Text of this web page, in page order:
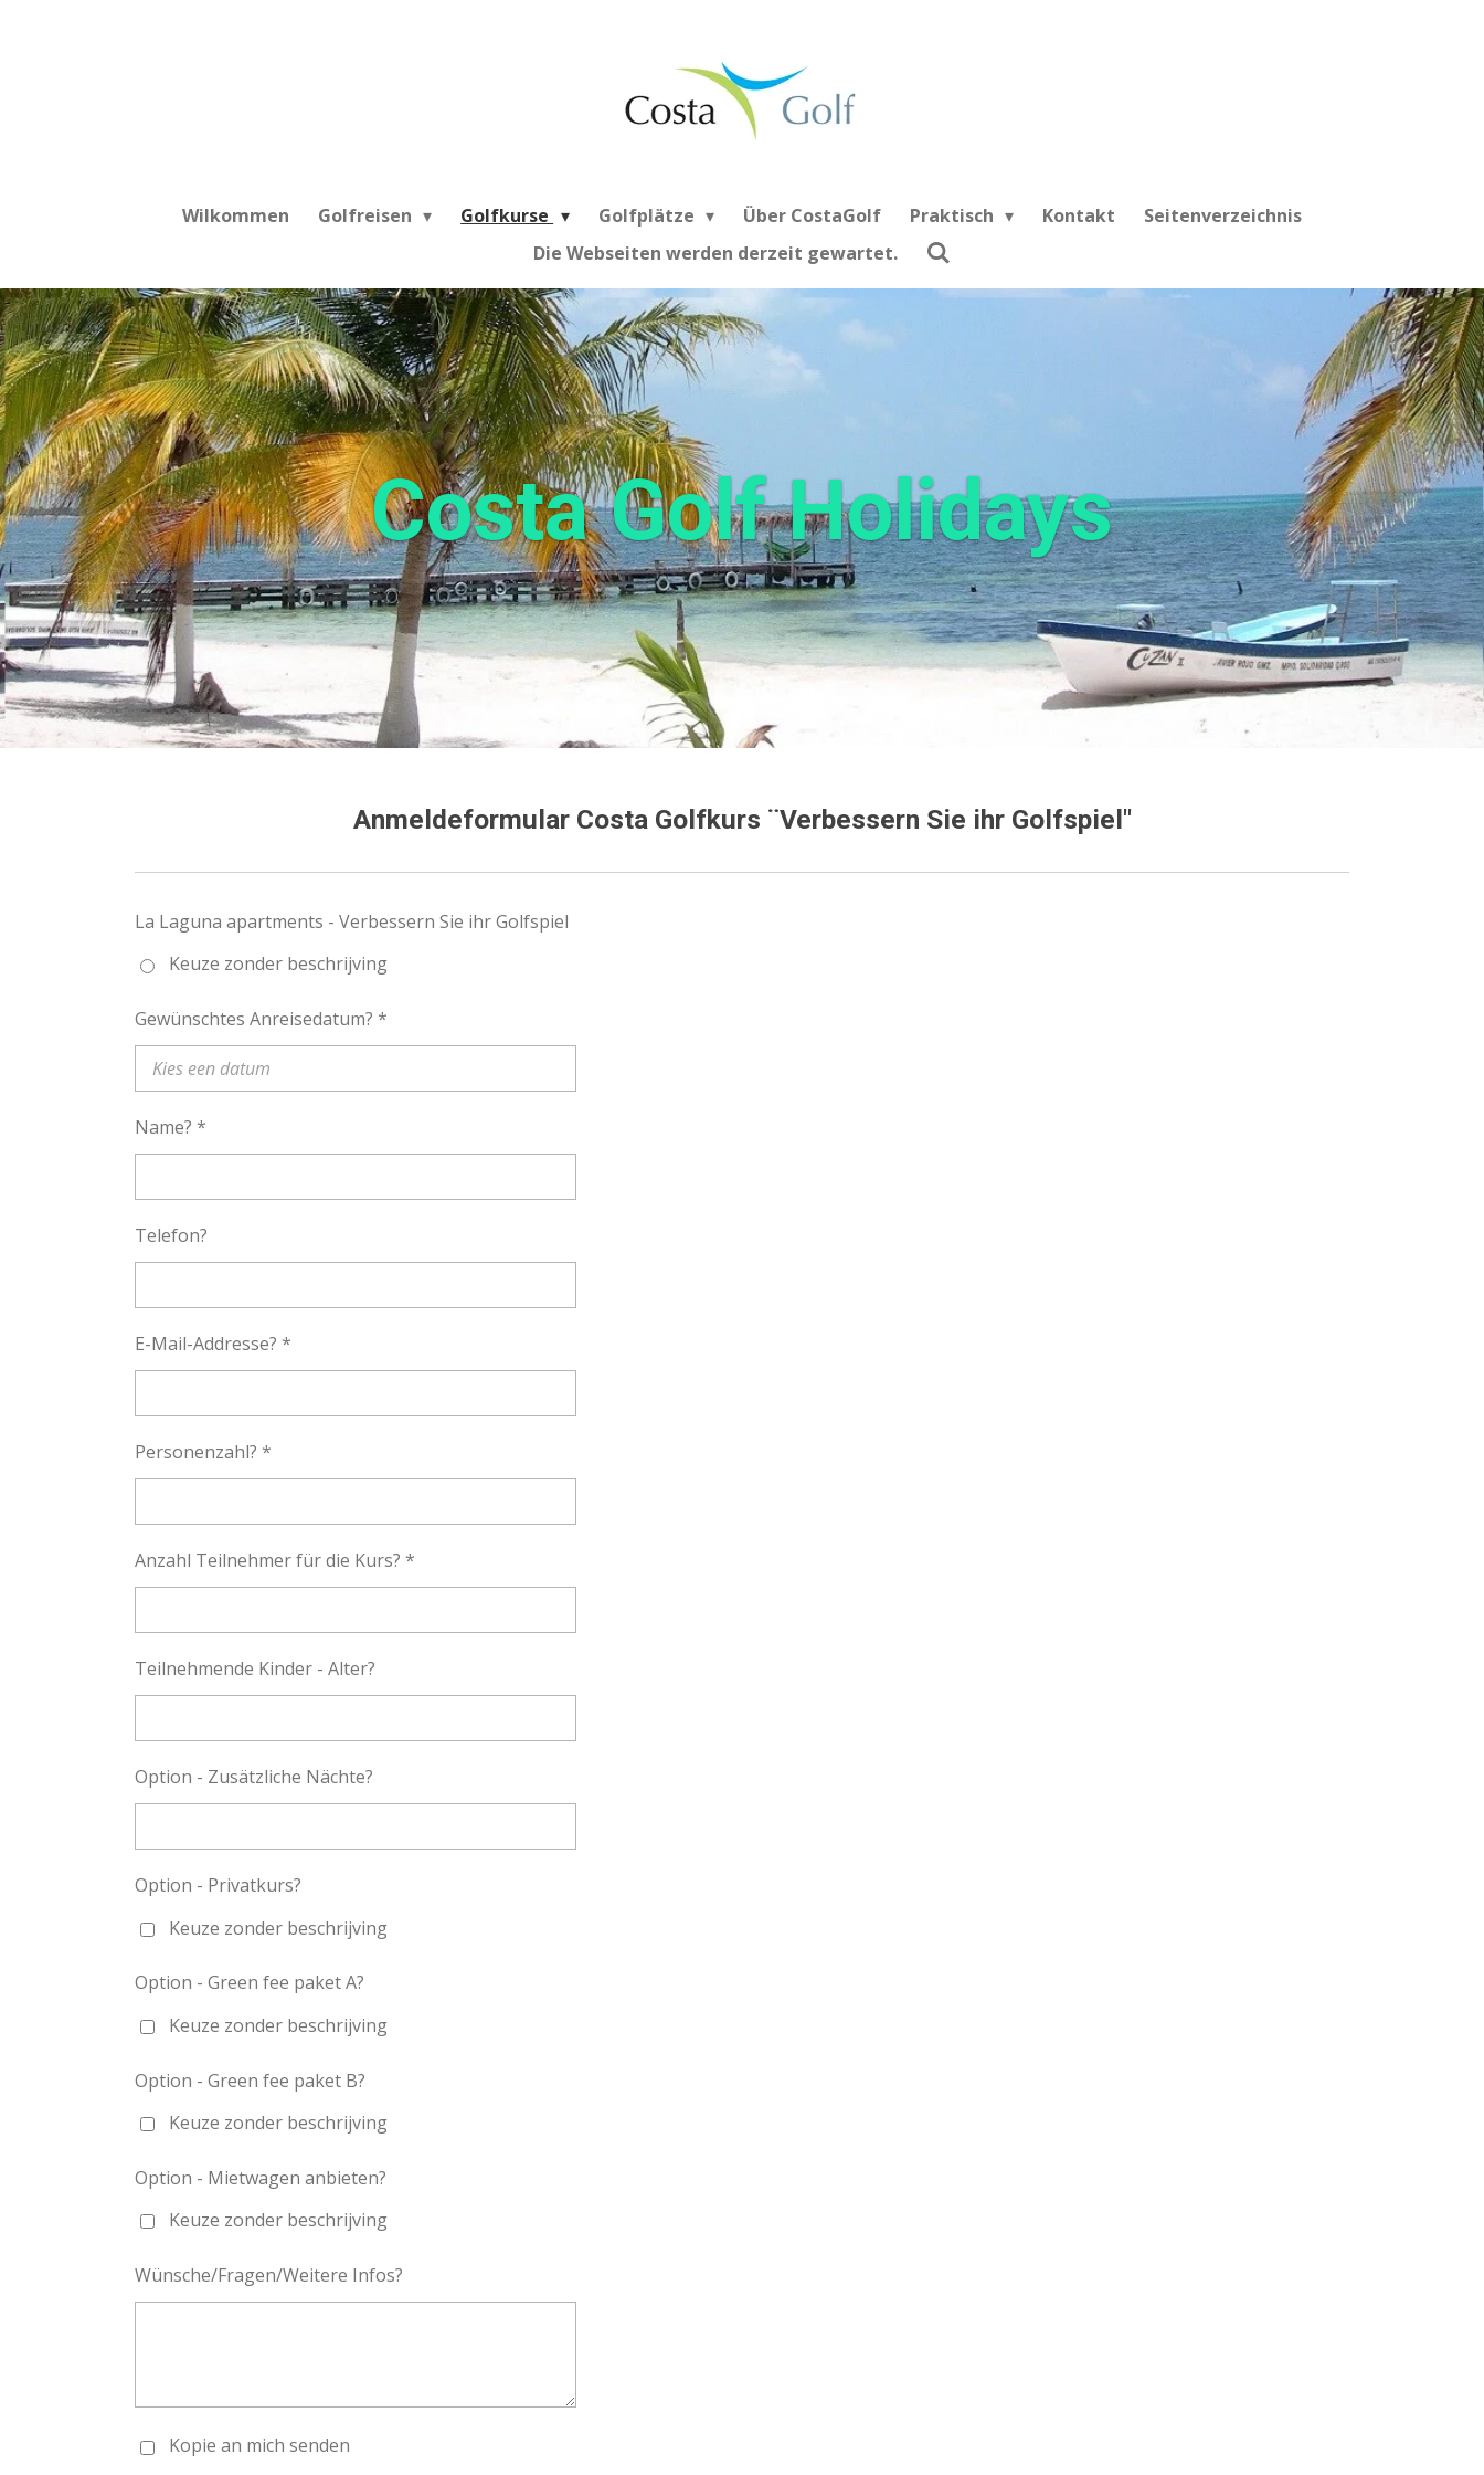
Wilkommen Golfreisen Golfkurse Golfplätze Über CostaGolf Praktisch Kontakt
Seitenverzeichnis
Die Webseiten werden derzeit gewartet.
Costa Golf Holidays
Anmeldeformular Costa Golfkurs ¨Verbessern Sie ihr Golfspiel"
La Laguna apartments - Verbessern Sie ihr Golfspiel
Keuze zonder beschrijving
Gewünschtes Anreisedatum? *
Name? *
Telefon?
E-Mail-Addresse? *
Personenzahl? *
Anzahl Teilnehmer für die Kurs? *
Teilnehmende Kinder - Alter?
Option - Zusätzliche Nächte?
Option - Privatkurs?
Keuze zonder beschrijving
Option - Green fee paket A?
Keuze zonder beschrijving
Option - Green fee paket B?
Keuze zonder beschrijving
Option - Mietwagen anbieten?
Keuze zonder beschrijving
Wünsche/Fragen/Weitere Infos?
Kopie an mich senden